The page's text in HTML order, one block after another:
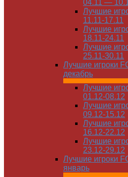
04.11 —
Лучшие
11.11-17.11
Лучшие
18.11-24.11
Лучшие
25.11-30.11
Лучшие игроки
декабрь
Лучшие
01.12-08.12
Лучшие
09.12-15.12
Лучшие
16.12-22.12
Лучшие
23.12-29.12
Лучшие игроки
январь